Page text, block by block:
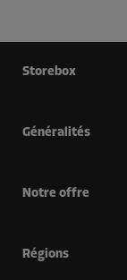
Storebox
Généralités
Notre offre
Régions